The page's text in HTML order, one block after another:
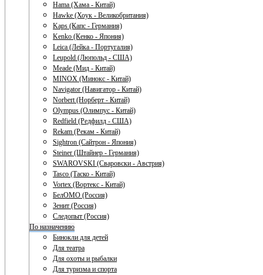
Hama (Хама - Китай)
Hawke (Хоук - Великобритания)
Kaps (Капс - Германия)
Kenko (Кенко - Япония)
Leica (Лейка - Португалия)
Leupold (Люпольд - США)
Meade (Мид - Китай)
MINOX (Минокс - Китай)
Navigator (Навигатор - Китай)
Norbert (Норберт - Китай)
Olympus (Олимпус - Китай)
Redfield (Редфилд - США)
Rekam (Рекам - Китай)
Sightron (Сайтрон - Япония)
Steiner (Штайнер - Германия)
SWAROVSKI (Сваровски - Австрия)
Tasco (Таско - Китай)
Vortex (Вортекс - Китай)
БелОМО (Россия)
Зенит (Россия)
Следопыт (Россия)
По назначению
Бинокли для детей
Для театра
Для охоты и рыбалки
Для туризма и спорта